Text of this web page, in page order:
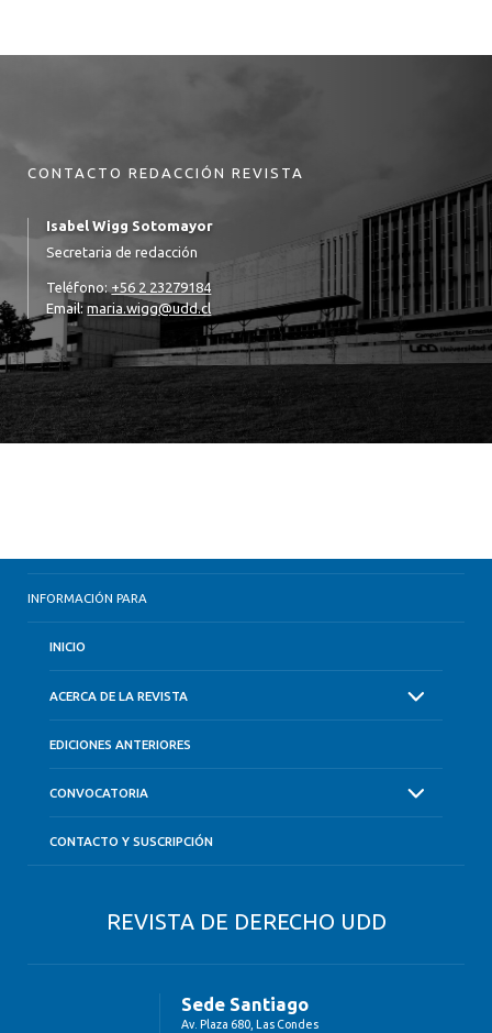
CONTACTO REDACCIÓN REVISTA
Isabel Wigg Sotomayor
Secretaria de redacción
Teléfono: +56 2 23279184
Email:maria.wigg@udd.cl
INFORMACIÓN PARA
INICIO
ACERCA DE LA REVISTA
EDICIONES ANTERIORES
CONVOCATORIA
CONTACTO Y SUSCRIPCIÓN
REVISTA DE DERECHO UDD
Sede Santiago
Av. Plaza 680, Las Condes